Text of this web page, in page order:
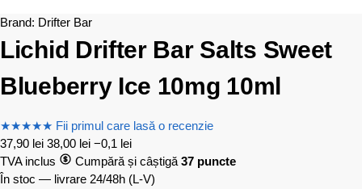
Brand: Drifter Bar
Lichid Drifter Bar Salts Sweet
Blueberry Ice 10mg 10ml
★★★★★ Fii primul care lasă o recenzie
37,90 lei 38,00 lei −0,1 lei
TVA inclus
Cumpără și câștigă 37 puncte
În stoc — livrare 24/48h (L-V)